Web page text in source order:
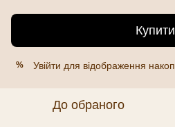
Купити
% Увійти для відображення
До обраного